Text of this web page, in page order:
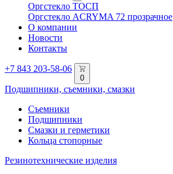
Оргстекло ТОСП
Оргстекло ACRYMA 72 прозрачное
О компании
Новости
Контакты
+7 843 203-58-06
0
Подшипники, съемники, смазки
Съемники
Подшипники
Смазки и герметики
Кольца стопорные
Резинотехнические изделия